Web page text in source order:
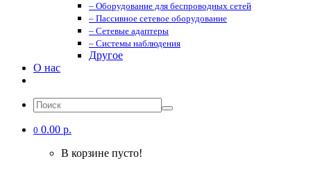
– Оборудование для беспроводных сетей
– Пассивное сетевое оборудование
– Сетевые адаптеры
– Системы наблюдения
Другое
О нас
0 0.00 р.
В корзине пусто!